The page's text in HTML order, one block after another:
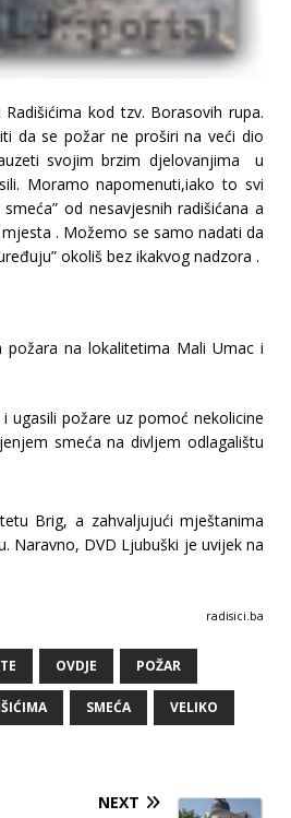
kod tzv. Borasovih rupa.
da se požar ne proširi na veći dio
svojim brzim djelovanjima u
Moramo napomenuti,iako to svi
od nesavjesnih radišićana a
. Možemo se samo nadati da
okoliš bez ikakvog nadzora .
na lokalitetima Mali Umac i
ugasili požare uz pomoć nekolicine
smeća na divljem odlagalištu
Brig, a zahvaljujući mještanima
Naravno, DVD Ljubuški je uvijek na
radisici.ba
OVDJE POŽAR
SMEĆA VELIKO
NEXT